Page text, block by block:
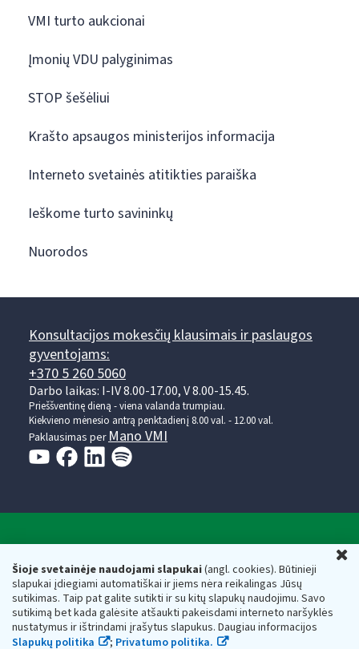
Šioje svetainėje naudojami slapukai(angl. cookies). Būtinieji
slapukai įdiegiami automatiškai ir jiems nėra reikalingas Jūsų
sutikimas. Taip pat galite sutikti ir su kitų slapukų naudojimu. Savo
sutikimą bet kada galėsite atšaukti pakeisdami interneto naršyklės
nustatymus ir ištrindami įrašytus slapukus. Daugiau informacijos
Slapukų politika
; Privatumo politika.
VMI turto aukcionai
Įmonių VDU palyginimas
STOP šešėliui
Krašto apsaugos ministerijos informacija
Interneto svetainės atitikties paraiška
Ieškome turto savininkų
Nuorodos
Konsultacijos mokesčių klausimais ir paslaugos
gyventojams:
+370 5 260 5060
Darbo laikas: I-IV 8.00-17.00, V 8.00-15.45.
Prieššventinę dieną - viena valanda trumpiau.
Kiekvieno mėnesio antrą penktadienį 8.00 val. - 12.00 val.
Paklausimas per Mano VMI
Respublikos finansų ministerijos
Biudžetinė įstaiga. Juridinio asmens kodas — 188659752,
adresas: Vasario 16-osios g. 14, 01107 Vilnius, Lietuva, el.paštas:
vmi@vmi.lt, E. pristatymo dėžutės adresas 188659752
Duomenys apie Valstybinę mokesčių inspekciją prie Lietuvos